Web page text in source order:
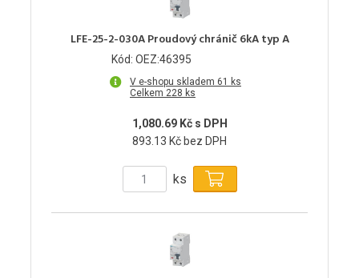
LFE-25-2-030A Proudový chránič 6kA typ A
Kód: OEZ:46395
V e-shopu skladem 61 ks
Celkem 228 ks
1,080.69 Kč s DPH
893.13 Kč bez DPH
ks